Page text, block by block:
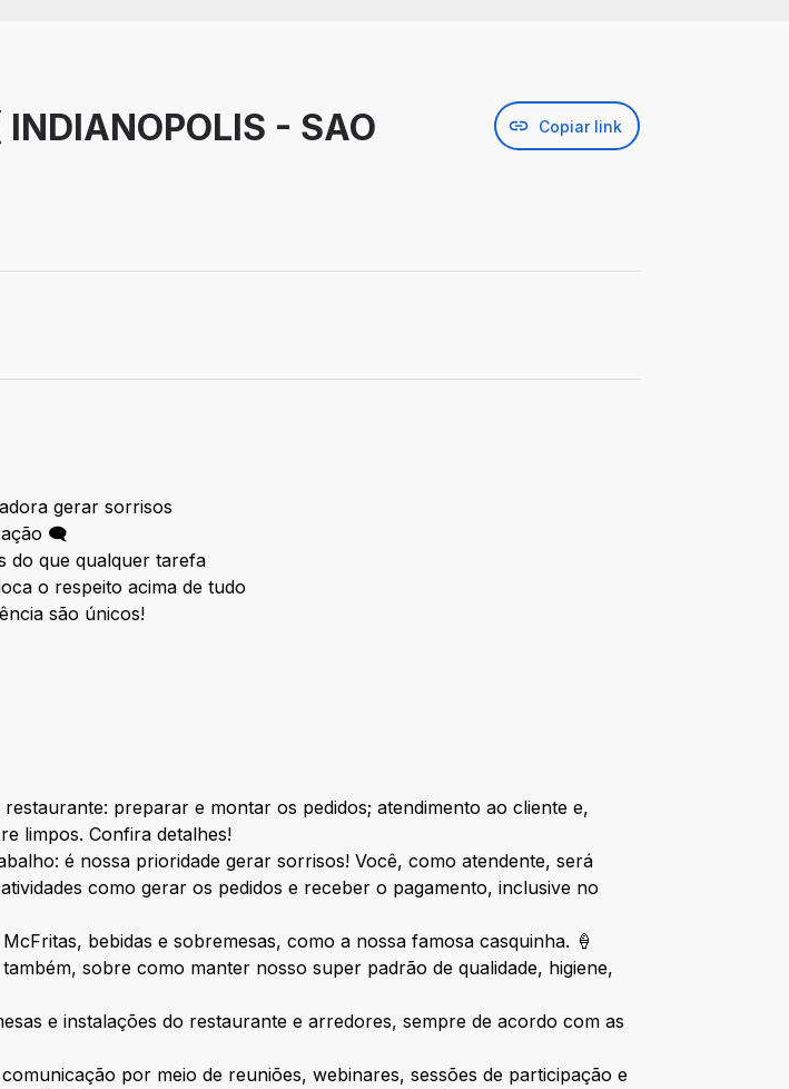
INDIANOPOLIS - SAO
Copiar link
gerar sorrisos
🗨
do que qualquer tarefa
o respeito acima de tudo
são únicos!
preparar e montar os pedidos; atendimento ao cliente e,
limpos. Confira detalhes!
é nossa prioridade gerar sorrisos! Você, como atendente, será
como gerar os pedidos e receber o pagamento, inclusive no
bebidas e sobremesas, como a nossa famosa casquinha. 🍦
sobre como manter nosso super padrão de qualidade, higiene,
e instalações do restaurante e arredores, sempre de acordo com as
por meio de reuniões, webinares, sessões de participação e